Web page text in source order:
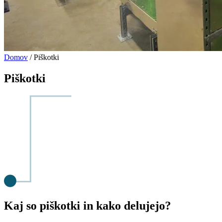
Domov / Piškotki
Piškotki
Kaj so piškotki in kako delujejo?